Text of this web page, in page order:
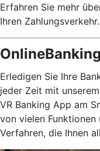
Erfahren Sie mehr
Ihren Zahlungsverkehr.
Erledigen Sie Ihre
jeder Zeit mit
VR Banking App am
von vielen Funktionen
Verfahren, die Ihnen